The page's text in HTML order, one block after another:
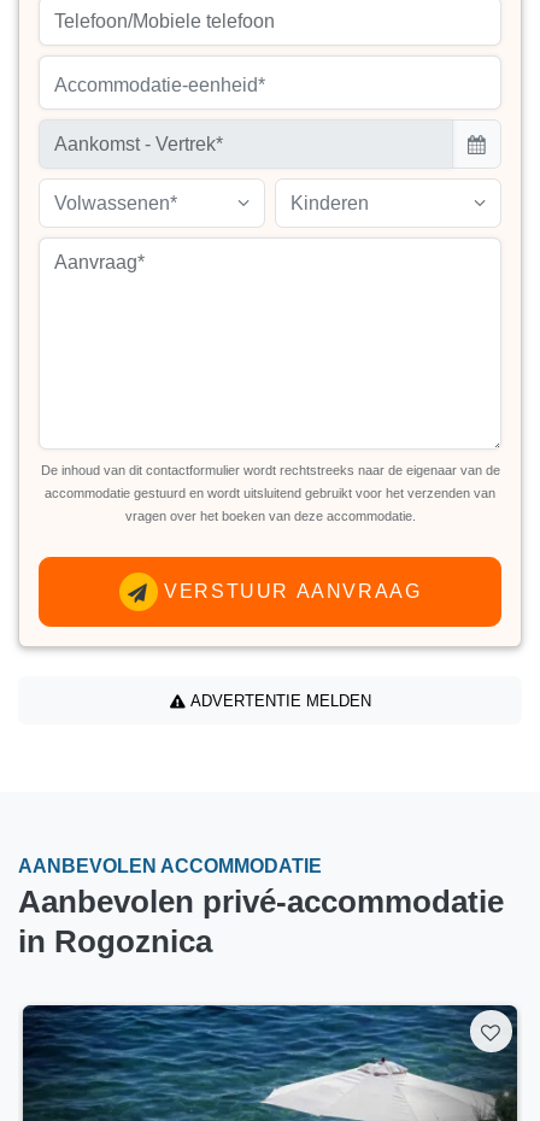
Accommodatie-eenheid*
Volwassenen* Kinderen
De inhoud van dit contactformulier wordt rechtstreeks naar de eigenaar van de
accommodatie gestuurd en wordt uitsluitend gebruikt voor het verzenden van
vragen over het boeken van deze accommodatie.
VERSTUUR AANVRAAG
ADVERTENTIE MELDEN
AANBEVOLEN ACCOMMODATIE
Aanbevolen privé-accommodatie
in Rogoznica